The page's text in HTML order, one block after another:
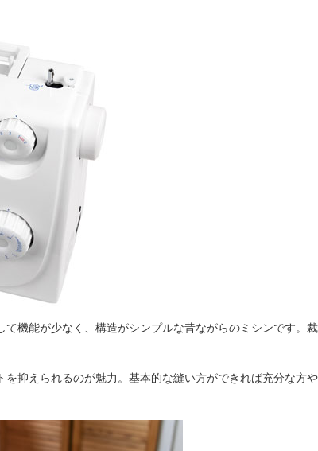
機能が少なく、構造がシンプルな昔ながらのミシンです。
抑えられるのが魅力。基本的な縫い方ができれば充分な方